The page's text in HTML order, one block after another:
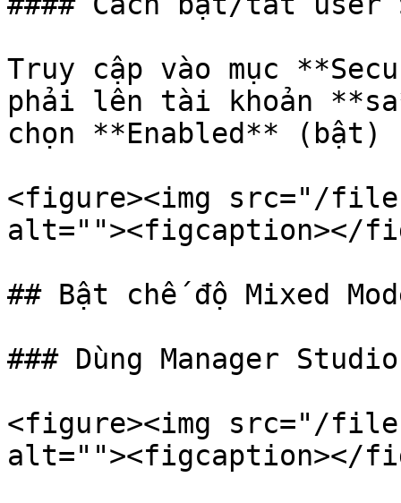
Truy cập vào mục
phải lên tài khoản
chọn **Enabled**
<figure><img src="/files/
alt=""><figcaption></
## Bật chế độ Mixed
### Dùng Manager Studio
<figure><img src="/
alt=""><figcaption></